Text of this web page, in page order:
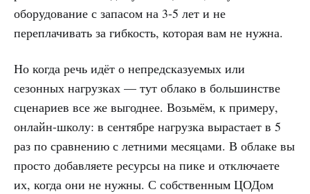
оборудование с запасом на 3-5 лет и не
переплачивать за гибкость, которая вам не нужна.
Но когда речь идёт о непредсказуемых или
сезонных нагрузках — тут облако в большинстве
сценариев все же выгоднее. Возьмём, к примеру,
онлайн-школу: в сентябре нагрузка вырастает в 5
раз по сравнению с летними месяцами. В облаке вы
просто добавляете ресурсы на пике и отключаете
их, когда они не нужны. С собственным ЦОДом